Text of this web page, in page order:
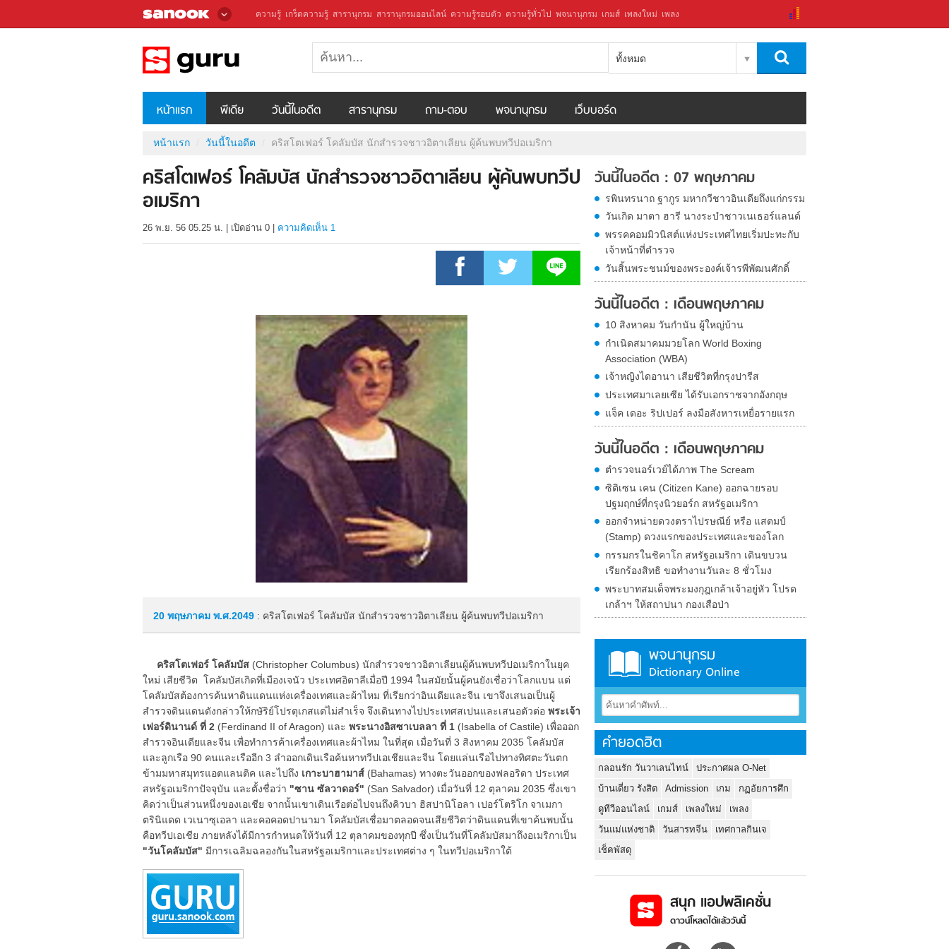
ความรู้ เกร็ดความรู้ สารานุกรม สารานุกรมออนไลน์ ความรู้รอบตัว ความรู้ทั่วไป พจนานุกรม เกมส์ เพลงใหม่ เพลง
ทั้งหมด
หน้าแรก พีเดีย วันนี้ในอดีต สารานุกรม ถาม-ตอบ พจนานุกรม เว็บบอร์ด
หน้าแรก วันนี้ในอดีต คริสโตเฟอร์ โคลัมบัส นักสำรวจชาวอิตาเลียน ผู้ค้นพบทวีปอเมริกา
คริสโตเฟอร์ โคลัมบัส นักสำรวจชาวอิตาเลียน ผู้ค้นพบทวีป
อเมริกา
26 พ.ย. 56 05.25 น. เปิดอ่าน 0 ความคิดเห็น 1
20 พฤษภาคม พ.ศ.2049 : คริสโตเฟอร์ โคลัมบัส นักสำรวจชาวอิตาเลียน ผู้ค้นพบทวีปอเมริกา
คริสโตเฟอร์ โคลัมบัส (Christopher Columbus) นักสำรวจชาวอิตาเลียนผู้ค้นพบทวีปอเมริกาในยุค
ใหม่ เสียชีวิต โคลัมบัสเกิดที่เมืองเจนัว ประเทศอิตาลีเมื่อปี 1994 ในสมัยนั้นผู้คนยังเชื่อว่าโลกแบน แต่
โคลัมบัสต้องการค้นหาดินแดนแห่งเครื่องเทศและผ้าไหม ที่เรียกว่าอินเดียและจีน เขาจึงเสนอเป็นผู้
สำรวจดินแดนดังกล่าวให้กษัริย์โปรตุเกสแต่ไม่สำเร็จ จึงเดินทางไปประเทศสเปนและเสนอตัวต่อ พระเจ้า
เฟอร์ดินานด์ ที่ 2 (Ferdinand II of Aragon) และ พระนางอิสซาเบลลา ที่ 1 (Isabella of Castile) เพื่อออก
สำรวจอินเดียและจีน เพื่อทำการค้าเครื่องเทศและผ้าไหม ในที่สุด เมื่อวันที่ 3 สิงหาคม 2035 โคลัมบัส
และลูกเรือ 90 คนและเรืออีก 3 ลำออกเดินเรือค้นหาทวีปเอเชียและจีน โดยแล่นเรือไปทางทิศตะวันตก
ข้ามมหาสมุทรแอตแลนติค และไปถึง เกาะบาฮามาส์ (Bahamas) ทางตะวันออกของฟลอริดา ประเทศ
สหรัฐอเมริกาปัจจุบัน และตั้งชื่อว่า "ซาน ซัลวาดอร์" (San Salvador) เมื่อวันที่ 12 ตุลาคม 2035 ซึ่งเขา
คิดว่าเป็นส่วนหนึ่งของเอเชีย จากนั้นเขาเดินเรือต่อไปจนถึงคิวบา ฮิสปานิโอลา เปอร์โตริโก จาเมกา
ตรินิแดด เวเนาซุเอลา และคอคอดปานามา โคลัมบัสเชื่อมาตลอดจนเสียชีวิตว่าดินแดนที่เขาค้นพบนั้น
คือทวีปเอเชีย ภายหลังได้มีการกำหนดให้วันที่ 12 ตุลาคมของทุกปี ซึ่งเป็นวันที่โคลัมบัสมาถึงอเมริกาเป็น
"วันโคลัมบัส" มีการเฉลิมฉลองกันในสหรัฐอเมริกาและประเทศต่าง ๆ ในทวีปอเมริกาใต้
วันนี้ในอดีต : 07 พฤษภาคม
รพินทรนาถ ฐากูร มหากวีชาวอินเดียถึงแก่กรรม
วันเกิด มาตา ฮารี นางระบำชาวเนเธอร์แลนด์
พรรคคอมมิวนิสต์แห่งประเทศไทยเริ่มปะทะกับ
เจ้าหน้าที่ตำรวจ
วันสิ้นพระชนม์ของพระองค์เจ้ารพีพัฒนศักดิ์
วันนี้ในอดีต : เดือนพฤษภาคม
10 สิงหาคม วันกำนัน ผู้ใหญ่บ้าน
กำเนิดสมาคมมวยโลก World Boxing
Association (WBA)
เจ้าหญิงไดอานา เสียชีวิตที่กรุงปารีส
ประเทศมาเลยเซีย ได้รับเอกราชจากอังกฤษ
แจ็ค เดอะ ริปเปอร์ ลงมือสังหารเหยื่อรายแรก
วันนี้ในอดีต : เดือนพฤษภาคม
ตำรวจนอร์เวย์ได้ภาพ The Scream
ซิติเซน เคน (Citizen Kane) ออกฉายรอบ
ปฐมฤกษ์ที่กรุงนิวยอร์ก สหรัฐอเมริกา
ออกจำหน่ายดวงตราไปรษณีย์ หรือ แสตมป์
(Stamp) ดวงแรกของประเทศและของโลก
กรรมกรในชิคาโก สหรัฐอเมริกา เดินขบวน
เรียกร้องสิทธิ ขอทำงานวันละ 8 ชั่วโมง
พระบาทสมเด็จพระมงกุฎเกล้าเจ้าอยู่หัว โปรด
เกล้าฯ ให้สถาปนา กองเสือป่า
พจนานุกรม
Dictionary Online
คำยอดฮิต
กลอนรัก วันวาเลนไทน์
ประกาศผล O-Net
บ้านเดี่ยว รังสิต
Admission เกม
กฏอัยการศึก
ดูทีวีออนไลน์
เกมส์ เพลงใหม่
เพลง
วันแม่แห่งชาติ
วันสารทจีน
เทศกาลกินเจ
เช็คพัสดุ
สนุก แอปพลิเคชั่น
ดาวน์โหลดได้แล้ววันนี้